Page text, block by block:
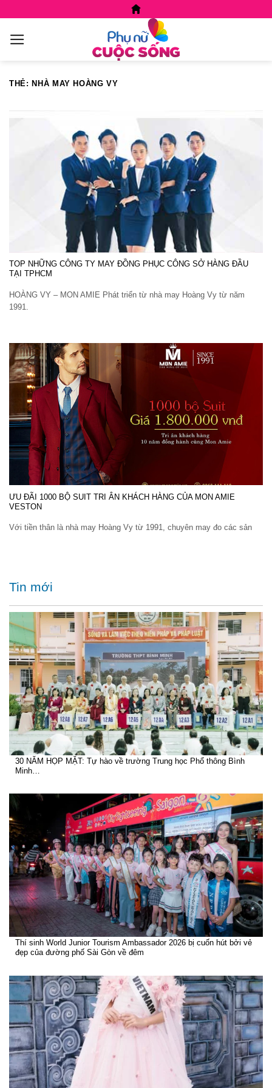
content
THẺ: NHÀ MAY HOÀNG VY
TOP NHỮNG CÔNG TY MAY ĐỒNG PHỤC CÔNG SỞ HÀNG ĐẦU
TẠI TPHCM
HOÀNG VY – MON AMIE Phát triển từ nhà may Hoàng Vy từ năm
1991.
ƯU ĐÃI 1000 BỘ SUIT TRI ÂN KHÁCH HÀNG CỦA MON AMIE
VESTON
Với tiền thân là nhà may Hoàng Vy từ 1991, chuyên may đo các sản
Tin mới
30 NĂM HỌP MẶT: Tự hào về trường Trung học Phổ thông Bình
Minh…
Thí sinh World Junior Tourism Ambassador 2026 bị cuốn hút bởi vẻ
đẹp của đường phố Sài Gòn về đêm